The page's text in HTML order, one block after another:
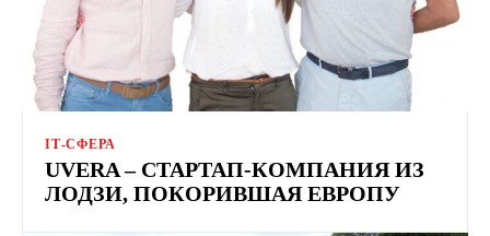
ІТ-СФЕРА
UVERA – СТАРТАП-КОМПАНИЯ ИЗ
ЛОДЗИ, ПОКОРИВШАЯ ЕВРОПУ